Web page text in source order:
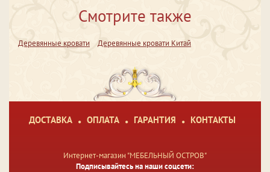
Смотрите также
Деревянные кровати Деревянные кровати Китай
ДОСТАВКА ОПЛАТА ГАРАНТИЯ КОНТАКТЫ
Интернет-магазин "МЕБЕЛЬНЫЙ ОСТРОВ"
Подписывайтесь на наши соцсети: